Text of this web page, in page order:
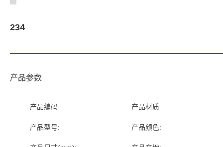
234
产品参数
产品编码: 产品材质:
产品型号: 产品颜色: